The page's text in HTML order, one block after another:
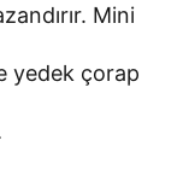
Mini
yedek çorap